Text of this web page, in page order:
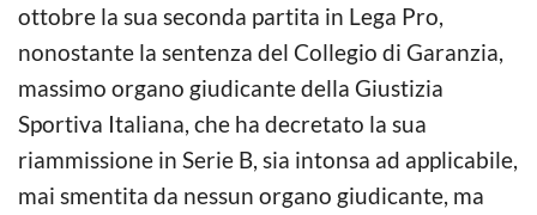
ottobre la sua seconda partita in Lega Pro,
nonostante la sentenza del Collegio di Garanzia,
massimo organo giudicante della Giustizia
Sportiva Italiana, che ha decretato la sua
riammissione in Serie B, sia intonsa ad applicabile,
mai smentita da nessun organo giudicante, ma